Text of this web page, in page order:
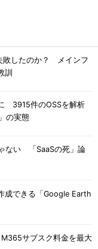
敗したのか？ メインフ
訓
3915件のOSSを解析
の実態
ない 「SaaSの死」論
成できる「Google Earth
サブスク料金を最大